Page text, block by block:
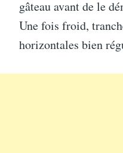
gâteau avant de le
Une fois froid,
horizontales bien